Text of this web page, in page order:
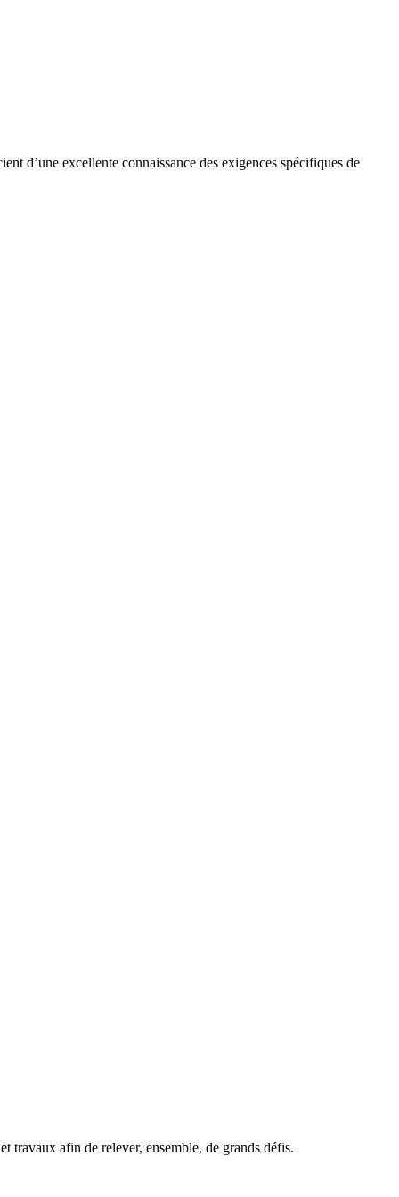
d’une excellente connaissance des exigences spécifiques de
travaux afin de relever, ensemble, de grands défis.